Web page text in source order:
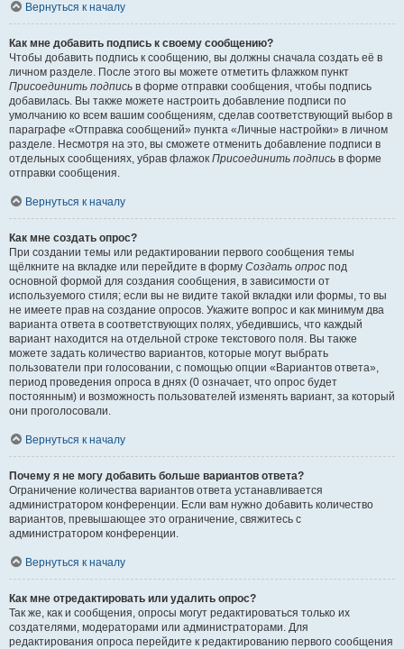
Вернуться к началу
Как мне добавить подпись к своему сообщению?
Чтобы добавить подпись к сообщению, вы должны сначала создать её в
личном разделе. После этого вы можете отметить флажком пункт
Присоединить подпись в форме отправки сообщения, чтобы подпись
добавилась. Вы также можете настроить добавление подписи по
умолчанию ко всем вашим сообщениям, сделав соответствующий выбор в
параграфе «Отправка сообщений» пункта «Личные настройки» в личном
разделе. Несмотря на это, вы сможете отменить добавление подписи в
отдельных сообщениях, убрав флажок Присоединить подпись в форме
отправки сообщения.
Вернуться к началу
Как мне создать опрос?
При создании темы или редактировании первого сообщения темы
щёлкните на вкладке или перейдите в форму Создать опрос под
основной формой для создания сообщения, в зависимости от
используемого стиля; если вы не видите такой вкладки или формы, то вы
не имеете прав на создание опросов. Укажите вопрос и как минимум два
варианта ответа в соответствующих полях, убедившись, что каждый
вариант находится на отдельной строке текстового поля. Вы также
можете задать количество вариантов, которые могут выбрать
пользователи при голосовании, с помощью опции «Вариантов ответа»,
период проведения опроса в днях (0 означает, что опрос будет
постоянным) и возможность пользователей изменять вариант, за который
они проголосовали.
Вернуться к началу
Почему я не могу добавить больше вариантов ответа?
Ограничение количества вариантов ответа устанавливается
администратором конференции. Если вам нужно добавить количество
вариантов, превышающее это ограничение, свяжитесь с
администратором конференции.
Вернуться к началу
Как мне отредактировать или удалить опрос?
Так же, как и сообщения, опросы могут редактироваться только их
создателями, модераторами или администраторами. Для
редактирования опроса перейдите к редактированию первого сообщения